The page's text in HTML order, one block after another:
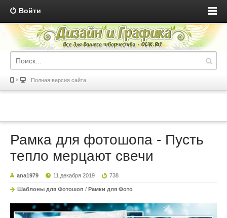
Войти
Полная версия сайта
Рамка для фотошопа - Пусть
тепло мерцают свечи
ana1979 11 декабря 2019 738
Шаблоны для Фотошоп / Рамки для Фото